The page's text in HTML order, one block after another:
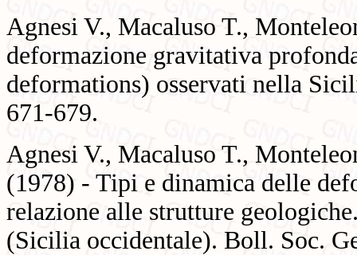
Agnesi V., Macaluso T.,
deformazione gravitativa
deformations) osservati nella
671-679.
Agnesi V., Macaluso T.,
(1978) - Tipi e dinamica delle
relazione alle strutture
(Sicilia occidentale). Boll. Soc.